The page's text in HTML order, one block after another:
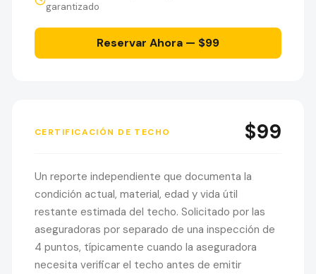
garantizado
Reservar Ahora — $99
CERTIFICACIÓN DE TECHO $99
Un reporte independiente que documenta la
condición actual, material, edad y vida útil
restante estimada del techo. Solicitado por las
aseguradoras por separado de una inspección de
4 puntos, típicamente cuando la aseguradora
necesita verificar el techo antes de emitir